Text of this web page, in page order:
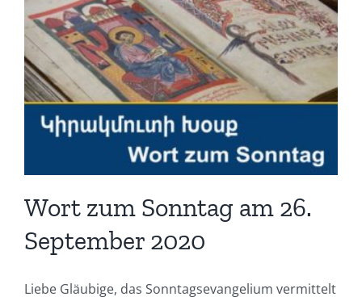
Wort zum Sonntag am 26.
September 2020
Liebe Gläubige, das Sonntagsevangelium vermittelt